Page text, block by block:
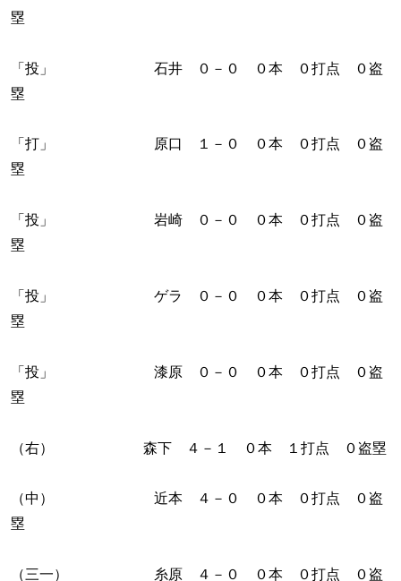
塁
「投」 石井 ０－０ ０本 ０打点 ０盗
塁
「打」 原口 １－０ ０本 ０打点 ０盗
塁
「投」 岩崎 ０－０ ０本 ０打点 ０盗
塁
「投」 ゲラ ０－０ ０本 ０打点 ０盗
塁
「投」 漆原 ０－０ ０本 ０打点 ０盗
塁
（右） 森下 ４－１ ０本 １打点 ０盗塁
（中） 近本 ４－０ ０本 ０打点 ０盗
塁
（三一） 糸原 ４－０ ０本 ０打点 ０盗